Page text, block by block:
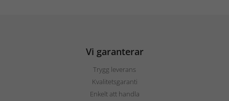
Vi garanterar
Trygg leverans
Kvalitetsgaranti
Enkelt att handla